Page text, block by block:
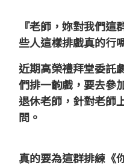
『老師，妳對我們這
些人這樣排戲真的行
近期高榮禮拜堂委託
們排一齣戲，要去參
退休老師，針對老師
問。
真的要為這群排練《